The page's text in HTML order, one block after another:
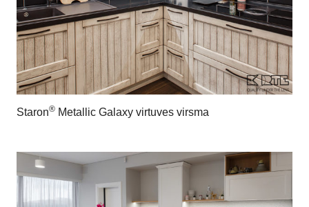
Staron® Metallic Galaxy virtuves virsma